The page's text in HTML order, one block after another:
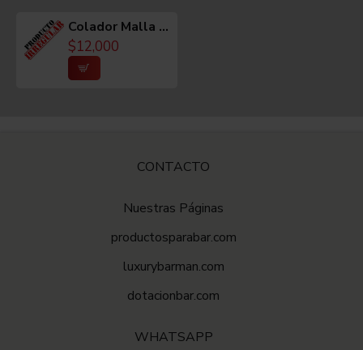
Colador Malla Conico Con un Poco De Oxido
$12,000
CONTACTO
Nuestras Páginas
productosparabar.com
luxurybarman.com
dotacionbar.com
WHATSAPP